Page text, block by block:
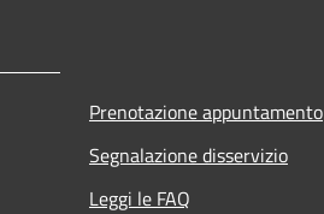
Prenotazione appuntamento
Segnalazione disservizio
Leggi le FAQ